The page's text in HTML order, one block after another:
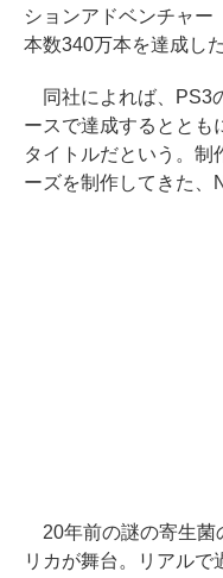
ションアドベンチャー
本数340万本を達成し
同社によれば、PS3
ースで達成するととも
タイトルだという。制
ーズを制作してきた、
20年前の謎の寄生菌
リカが舞台。リアルで